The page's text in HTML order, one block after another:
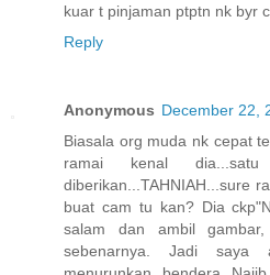
kuar t pinjaman ptptn nk byr
Reply
Anonymous December 22,
Biasala org muda nk cepat
ramai kenal
diberikan...TAHNIAH...sure
buat cam tu kan? Dia
salam dan ambil
sebenarnya. Jadi saya